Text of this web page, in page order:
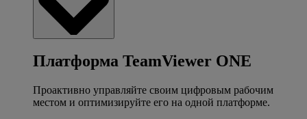
Платформа TeamViewer ONE
Проактивно управляйте своим цифровым рабочим
местом и оптимизируйте его на одной платформе.